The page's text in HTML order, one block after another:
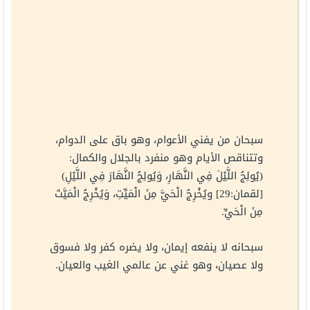
سبحان من يفني الأعوام، وهو باق على الدوام،
وتتناقص الأيام وهو منفرد بالجلال والكمال:
(يُولِجُ اللَّيْلَ فِي النَّهَارِ، وَيُولِجُ النَّهَارَ فِي اللَّيْلِ)
[لقمان:29] ويُخْرِجُ الْحَيَّ مِنَ الْمَيِّتِ، وَيُخْرِجُ الْمَيَّتَ
مِنَ الْحَيِّ.
سبحانه لا ينفعه إيمان، ولا يضره كفر ولا فسوق
ولا عصيان، وهو غني عن عالمي الغيب والعيان.